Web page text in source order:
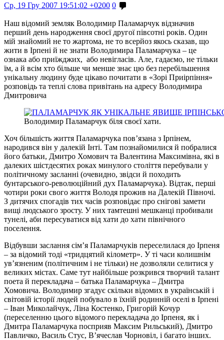
Ср, 19 Гру 2007 19:51:02 +0200 0
Наш відомий земляк Володимир Паламарчук відзначив
перший день народження своєї другої півсотні років. Один
мій знайомий не то жартома, не то всерйоз якось сказав, що
жити в Ірпені й не знати Володимира Паламарчука – це
ознака або приїжджих, або невігласів. Але, гадаємо, не тільки
їм, а й всім хто більше чи менше знає цю без перебільшення
унікальну людину буде цікаво почитати в «Зорі Приірпіння»
розповідь та теплі слова привітань на адресу Володимира
Дмитровича
Володимир Паламарчук біля своєї хати.
Хоч більшість життя Паламарчука пов’язана з Ірпінем,
народився він у далекій Інті. Там познайомилися й побралися
його батьки, Дмитро Хомович та Валентина Максимівна, які в
далеких шістдесятих роках минулого століття перебували у
політичному засланні (очевидно, звідси й походить
бунтарського-революційний дух Паламарчука). Відтак, перші
чотири роки свого життя Володя прожив на Далекій Півночі.
З дитячих спогадів тих часів розповідає про снігові замети
вищі людського зросту. У них тамтешні мешканці пробивали
тунелі, аби пересуватися від хати до хати північного
поселення.
Відбувши заслання сім’я Паламарчуків переселилася до Ірпеня
– за відомий тоді «тридцятий кілометр». У ті часи колишнім
ув’язненим (політичним і не тільки) не дозволяли селитися у
великих містах. Саме тут найбільше розкрився творчий талант
поета й перекладача – батька Паламарчука – Дмитра
Хомовича. Володимир згадує скільки відомих в українській і
світовій історії людей побувало в їхній родинній оселі в Ірпені
– Іван Миколайчук, Ліна Костенко, Григорій Кочур
(переселенню цього відомого перекладача до Ірпеня, як і
Дмитра Паламарчука посприяв Максим Рильський), Дмитро
Павличко, Василь Стус, В’ячеслав Чорновіл, і багато інших.